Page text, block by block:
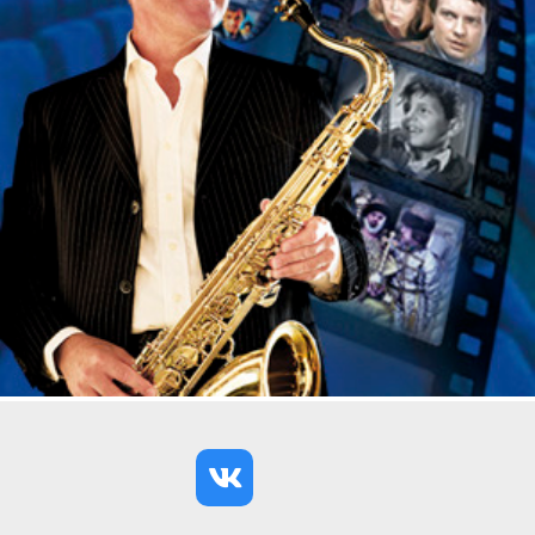
влияние на судьбу, а другие – предоставляют
человеку свободу. Город, как и человек,
представляет собой микрокосмос. У каждого
города есть дата рождения, есть собственное
«физическое тело» – ограниченная в
пространстве территория. На территорию города
проецируется весь Зодиак. Казалось бы, все
просто: взять круг Зодиака, да и наложить его на
карту города, вот и всё. В реальности круг Зодиака
в его обычном виде применим лишь к тем
городам, которые росли, как дерево, расходясь
кругами от центра, от сердцевины, то есть к
большинству российских городов. В Петербурге
все иначе. Санкт-Петербург возник не стихийно,
нет, он был спланирован, задуман, как город, как
столица, открывающая новую страницу
Российской истории.